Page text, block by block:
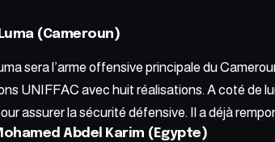
(Cameroun)
sera l’arme offensive principale du
UNIFFAC avec huit réalisations. A coté de
assurer la sécurité défensive. Il a déjà
Abdel Karim (Egypte)